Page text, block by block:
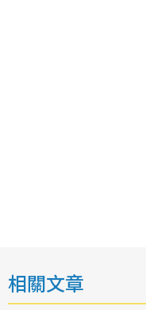
相關文章